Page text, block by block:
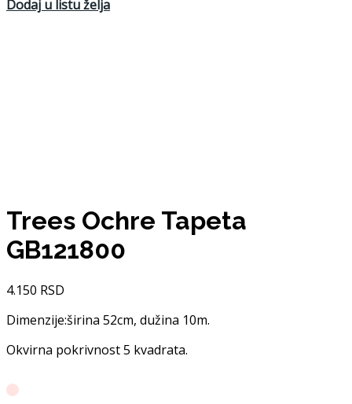
Dodaj u listu želja
Trees Ochre Tapeta
GB121800
4.150 RSD
Dimenzije:širina 52cm, dužina 10m.
Okvirna pokrivnost 5 kvadrata.